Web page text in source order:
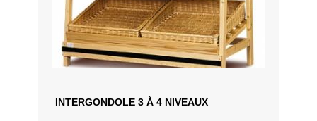
INTERGONDOLE 3 À 4 NIVEAUX